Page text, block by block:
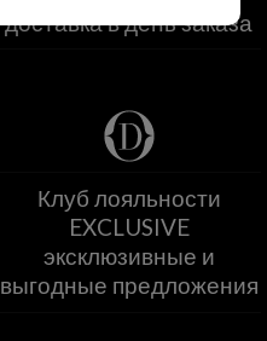
доставка в день заказа
Клуб лояльности
EXCLUSIVE
эксклюзивные и
выгодные предложения